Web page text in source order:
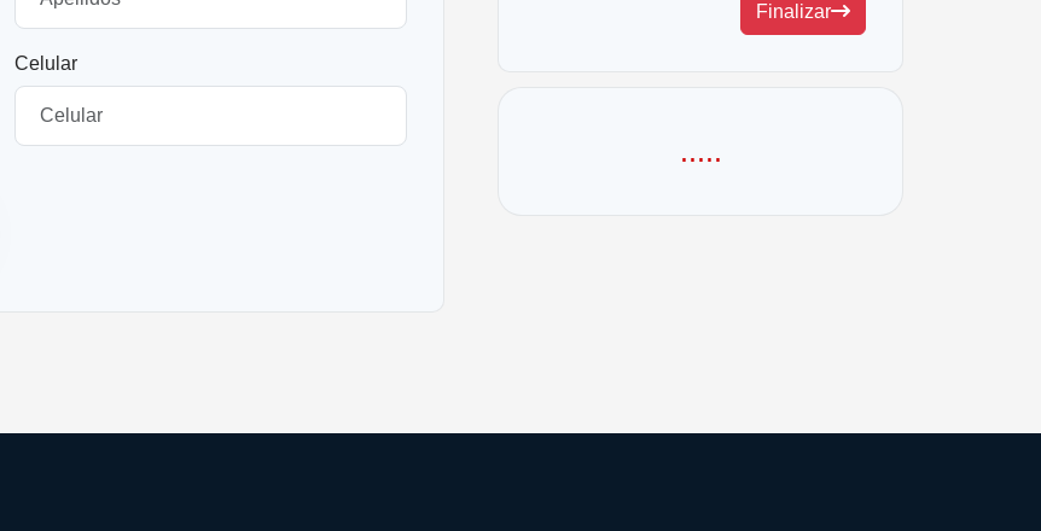
Celular
Finalizar
.....